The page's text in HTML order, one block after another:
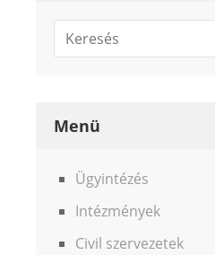
Menü
Ügyintézés
Intézmények
Civil szervezetek